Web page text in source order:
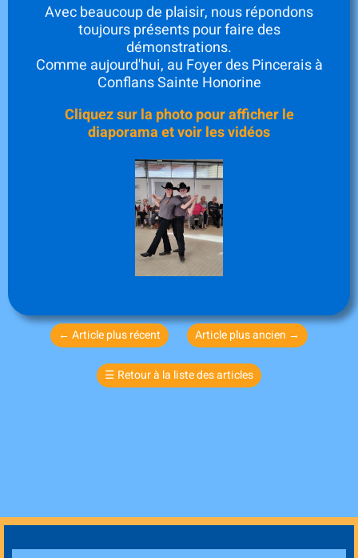
Avec beaucoup de plaisir, nous répondons
toujours présents pour faire des
démonstrations.
Comme aujourd'hui, au Foyer des Pincerais à
Conflans Sainte Honorine
Cliquez sur la photo pour afficher le
diaporama et voir les vidéos
← Article plus récent Article plus ancien →
☰ Retour à la liste des articles